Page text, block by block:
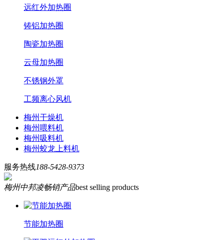
远红外加热圈
铸铝加热圈
陶瓷加热圈
云母加热圈
不锈钢外罩
工频离心风机
梅州干燥机
梅州喂料机
梅州吸料机
梅州蛟龙上料机
服务热线188-5428-9373
梅州中邦凌畅销产品best selling products
节能加热圈